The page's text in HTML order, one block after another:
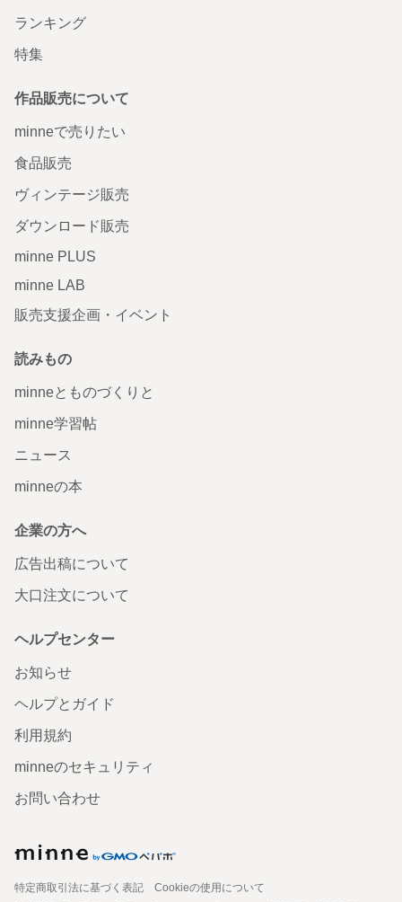
ランキング
特集
作品販売について
minneで売りたい
食品販売
ヴィンテージ販売
ダウンロード販売
minne PLUS
minne LAB
販売支援企画・イベント
読みもの
minneとものづくりと
minne学習帖
ニュース
minneの本
企業の方へ
広告出稿について
大口注文について
ヘルプセンター
お知らせ
ヘルプとガイド
利用規約
minneのセキュリティ
お問い合わせ
特定商取引法に基づく表記
Cookieの使用について